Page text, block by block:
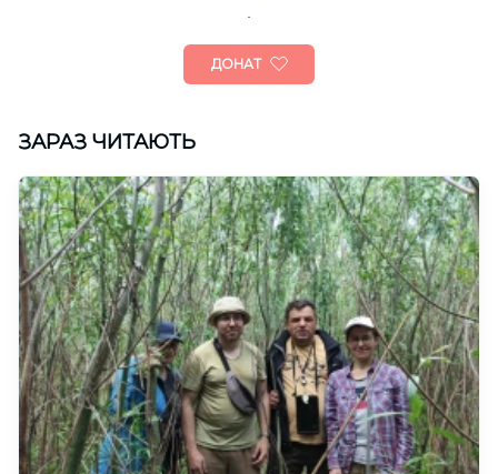
ДОНАТ
ЗАРАЗ ЧИТАЮТЬ